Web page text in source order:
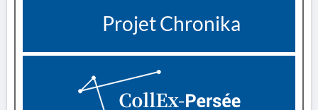
Projet Chronika